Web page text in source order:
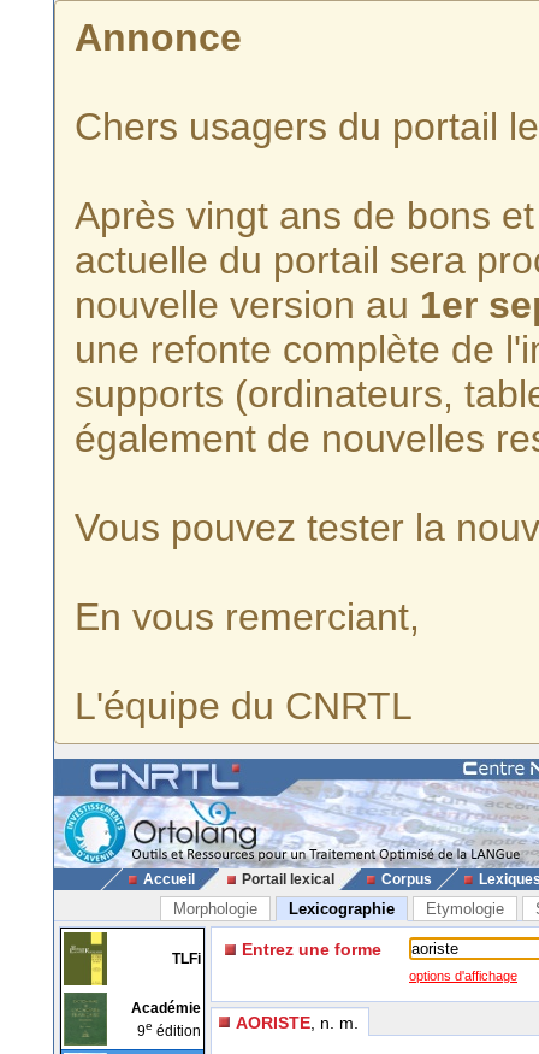
Annonce
Chers usagers du portail
Après vingt ans de bons
actuelle du portail sera
nouvelle version au 1er
une refonte complète de
supports (ordinateurs,
également de nouvelles
Vous pouvez tester la
En vous remerciant,
L'équipe du CNRTL
Accueil Portail lexical Corpus
Morphologie Lexicographie Etymologie
TLFi
Académie
9e édition
Entrez une forme
options d'affichage
AORISTE , n. m.